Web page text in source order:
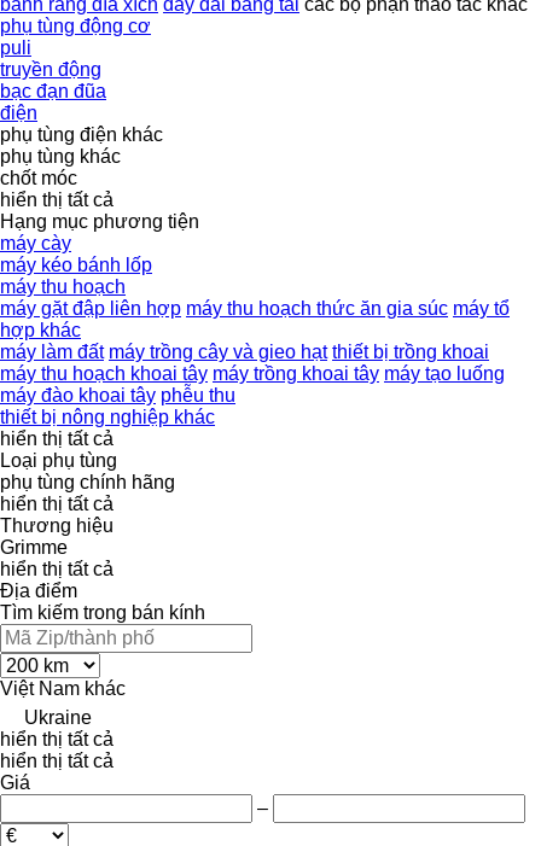
phụ tùng động cơ
puli
truyền động
bạc đạn đũa
điện
phụ tùng điện khác
phụ tùng khác
chốt móc
hiển thị tất cả
Hạng mục phương tiện
máy cày
máy kéo bánh lốp
máy thu hoạch
máy gặt đập liên hợp máy thu hoạch thức ăn gia súc máy tổ
hợp khác
máy làm đất máy trồng cây và gieo hạt thiết bị trồng khoai
máy thu hoạch khoai tây máy trồng khoai tây máy tạo luống
máy đào khoai tây phễu thu
thiết bị nông nghiệp khác
hiển thị tất cả
Loại phụ tùng
phụ tùng chính hãng
hiển thị tất cả
Thương hiệu
Grimme
hiển thị tất cả
Địa điểm
Tìm kiếm trong bán kính
Việt Nam khác
Ukraine
hiển thị tất cả
hiển thị tất cả
Giá
–